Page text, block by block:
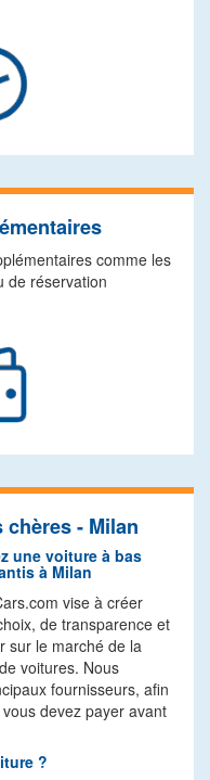
comme les
de réservation
- Milan
une voiture à bas
à Milan
vise à créer
de transparence et
sur le marché de la
voitures. Nous
fournisseurs, afin
devez payer avant
?